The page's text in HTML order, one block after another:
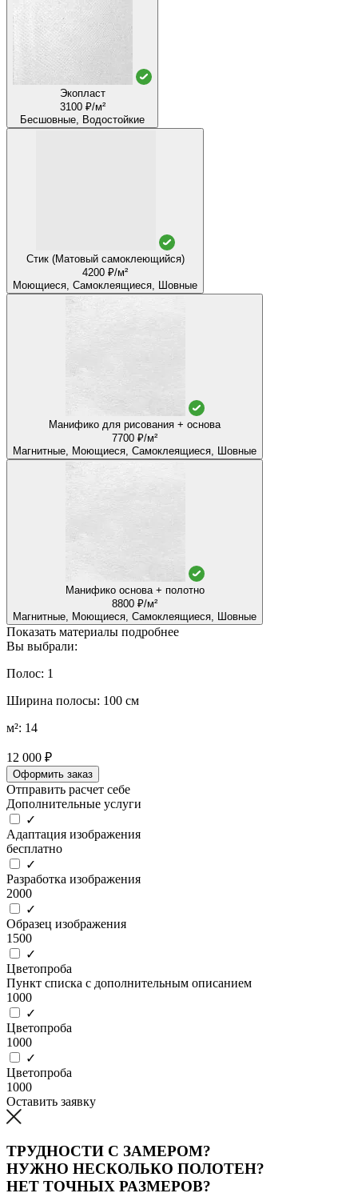
Экопласт
3100 ₽/м²
Бесшовные, Водостойкие
Стик (Матовый самоклеющийся)
4200 ₽/м²
Моющиеся, Самоклеящиеся, Шовные
Манифико для рисования + основа
7700 ₽/м²
Магнитные, Моющиеся, Самоклеящиеся, Шовные
Манифико основа + полотно
8800 ₽/м²
Магнитные, Моющиеся, Самоклеящиеся, Шовные
Показать материалы подробнее
Вы выбрали:
Полос: 1
Ширина полосы: 100 см
м²: 14
12 000 ₽
Оформить заказ
Отправить расчет себе
Дополнительные услуги
✓
Адаптация изображения
бесплатно
✓
Разработка изображения
2000
✓
Образец изображения
1500
✓
Цветопроба
Пункт списка с дополнительным описанием
1000
✓
Цветопроба
1000
✓
Цветопроба
1000
Оставить заявку
ТРУДНОСТИ С ЗАМЕРОМ?
НУЖНО НЕСКОЛЬКО ПОЛОТЕН?
НЕТ ТОЧНЫХ РАЗМЕРОВ?